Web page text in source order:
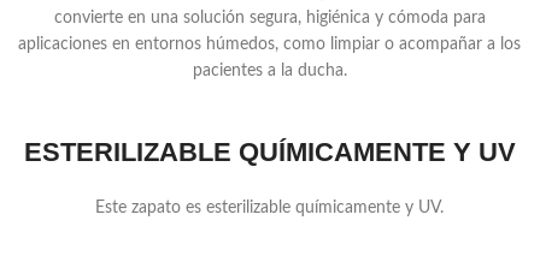
convierte en una solución segura, higiénica y cómoda para
aplicaciones en entornos húmedos, como limpiar o acompañar a los
pacientes a la ducha.
ESTERILIZABLE QUÍMICAMENTE Y UV
Este zapato es esterilizable químicamente y UV.